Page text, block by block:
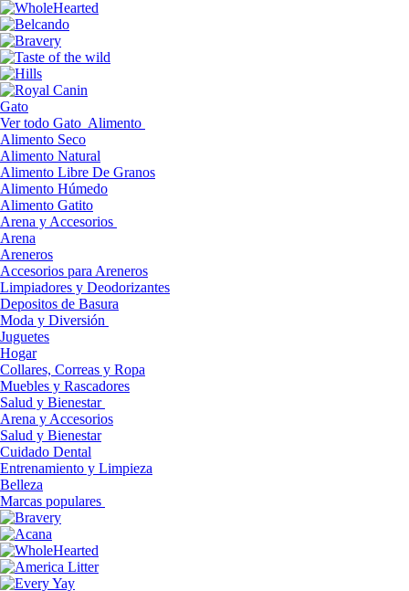
Gato
Ver todo Gato Alimento
Alimento Seco
Alimento Natural
Alimento Libre De Granos
Alimento Húmedo
Alimento Gatito
Arena y Accesorios
Arena
Areneros
Accesorios para Areneros
Limpiadores y Deodorizantes
Depositos de Basura
Moda y Diversión
Juguetes
Hogar
Collares, Correas y Ropa
Muebles y Rascadores
Salud y Bienestar
Arena y Accesorios
Salud y Bienestar
Cuidado Dental
Entrenamiento y Limpieza
Belleza
Marcas populares